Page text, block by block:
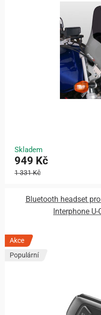
Skladem
949 Kč
1 331 Kč
Bluetooth headset
Interphone
Akce
Populární